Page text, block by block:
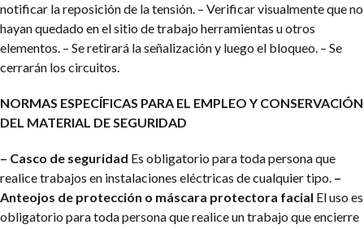
notificar la reposición de la tensión. – Verificar visualmente que no
hayan quedado en el sitio de trabajo herramientas u otros
elementos. – Se retirará la señalización y luego el bloqueo. – Se
cerrarán los circuitos.
NORMAS ESPECÍFICAS PARA EL EMPLEO Y CONSERVACIÓN
DEL MATERIAL DE SEGURIDAD
– Casco de seguridad Es obligatorio para toda persona que
realice trabajos en instalaciones eléctricas de cualquier tipo. –
Anteojos de protección o máscara protectora facial El uso es
obligatorio para toda persona que realice un trabajo que encierre